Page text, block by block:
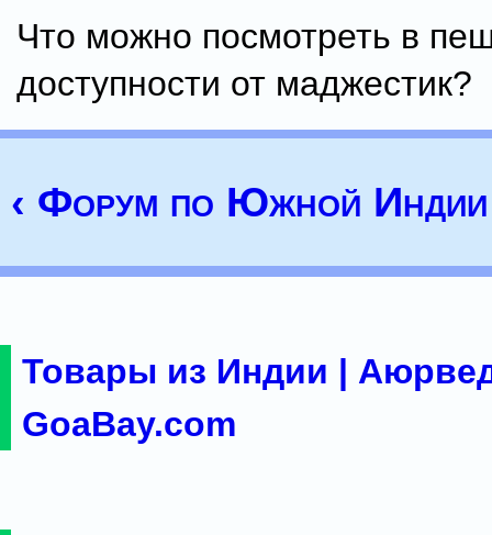
Что можно посмотреть в
доступности от маджестик?
‹ Форум по Южной
Товары из Индии |
GoaBay.com